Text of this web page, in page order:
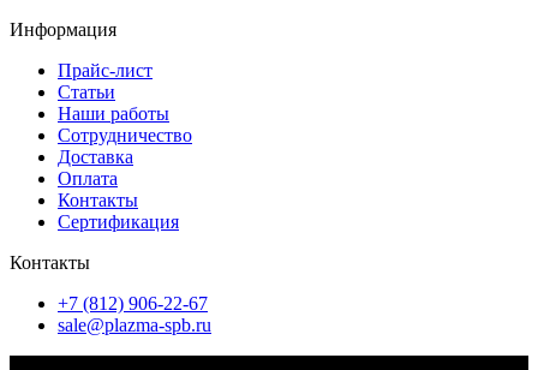
Информация
Прайс-лист
Статьи
Наши работы
Сотрудничество
Доставка
Оплата
Контакты
Сертификация
Контакты
+7 (812) 906-22-67
sale@plazma-spb.ru